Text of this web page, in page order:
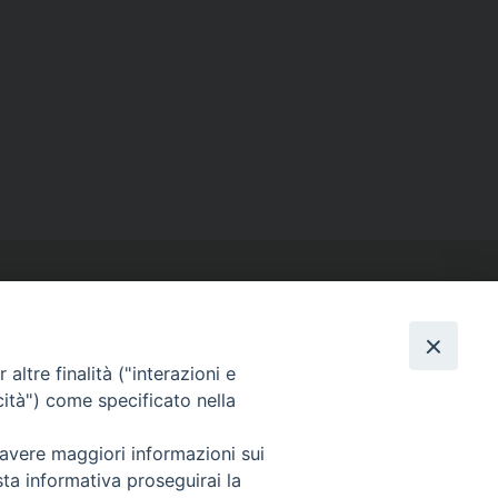
SEGUICI SU
Facebook
Instagram
X YouTube
altre finalità ("interazioni e
come specificato nella
maggiori informazioni sui
informativa proseguirai la